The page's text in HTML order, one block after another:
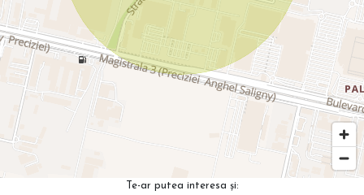
Te-ar putea interesa și: